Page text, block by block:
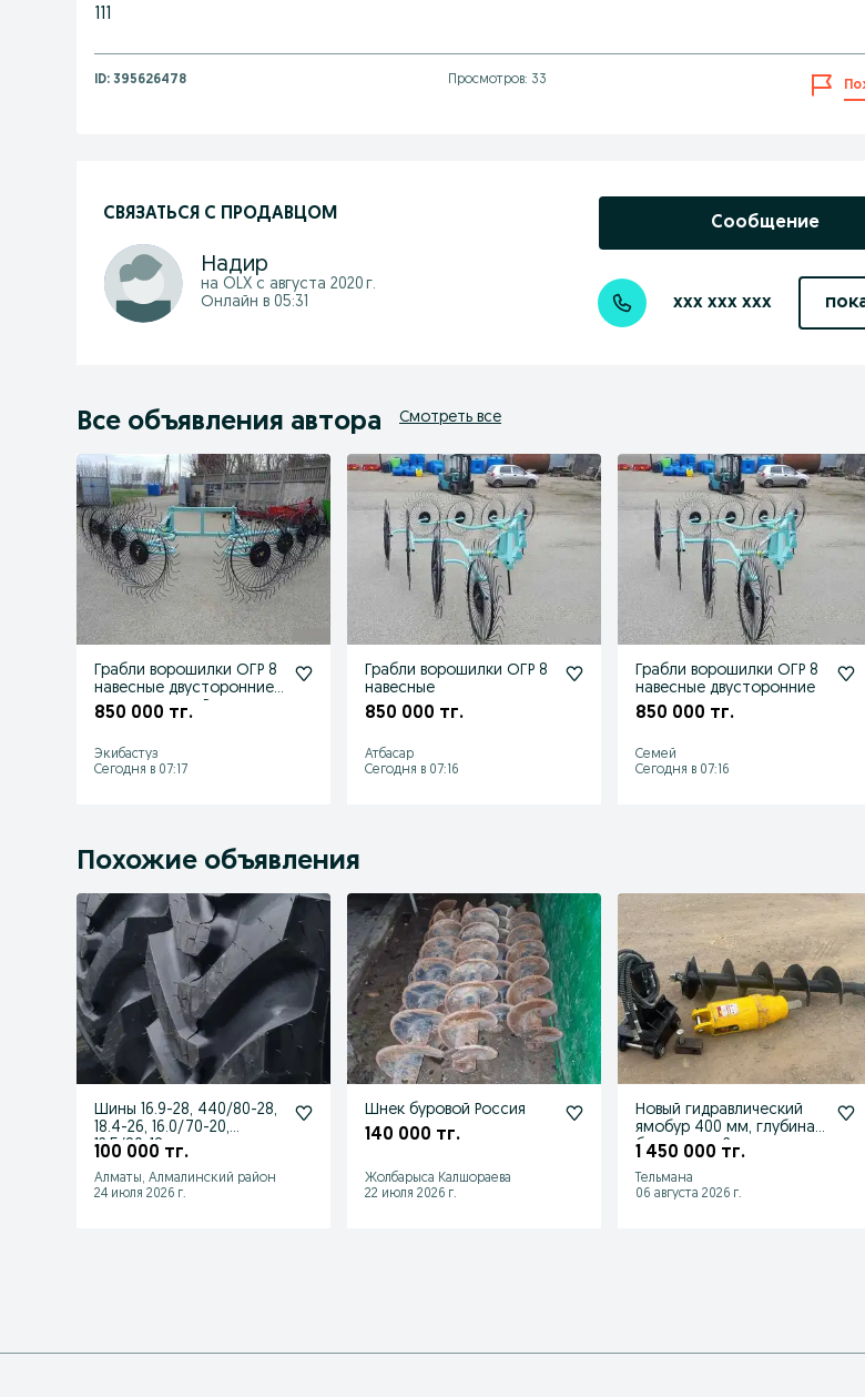
ID: 395626478 Просмотров: 33
СВЯЗАТЬСЯ С ПРОДАВЦОМ
Надир
на OLX с августа 2020 г.
Онлайн в 05:31
Сообщение
xxx xxx xxx
Все объявления автора Смотреть все
Грабли ворошилки ОГР 8
навесные двусторонние
производство Россия
850 000 тг.
Экибастуз
Сегодня в 07:17
Грабли ворошилки ОГР 8
навесные
850 000 тг.
Атбасар
Сегодня в 07:16
Грабли ворошилки ОГР 8
навесные двусторонние
850 000 тг.
Семей
Сегодня в 07:16
Похожие объявления
Шины 16.9-28, 440/80-28,
18.4-26, 16.0/70-20,
12.5/80-18
100 000 тг.
Алматы, Алмалинский район
24 июля 2026 г.
Шнек буровой Россия
140 000 тг.
Жолбарыса Калшораева
22 июля 2026 г.
Новый гидравлический
ямобур 400 мм, глубина
бурения до 2 м
1 450 000 тг.
Тельмана
06 августа 2026 г.